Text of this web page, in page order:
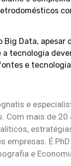
Data, apesar
tecnologia
e
e
Com mais de 20
empresas. É
e